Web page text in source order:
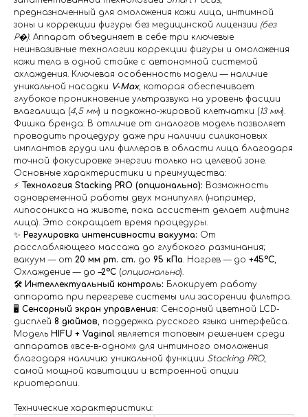
предназначенный для омоложения кожи лица, интимной
зоны и коррекции фигуры без медицинской лицензии (без
Р�). Аппарат объединяет в себе три ключевые
неинвазивные технологии коррекции фигуры и омоложения
кожи тела в одной стойке с автономной системой
охлаждения. Ключевая особенность модели — наличие
уникальной насадки V‑Max, которая обеспечивает
глубокое проникновение ультразвука на уровень фасции
влагалища (4,5 мм) и подкожно-жировой клетчатки (13 мм).
Фишка бренда: В отличие от аналогов модель позволяет
проводить процедуру даже при наличии силиконовых
имплантов груди или филлеров в области лица благодаря
точной фокусировке энергии только на целевой зоне.
Основные характеристики и преимущества:
⚡️ Технология Stacking PRO (опционально): Возможность
одновременной работы двух манипулял (например,
липосоникса на животе, пока ассистент делает лифтинг
лица). Это сокращает время процедуры.
✨ Регулировка интенсивности вакуума: От
расслабляющего массажа до глубокого разминания;
вакуум — от 20 мм рт. ст. до 95 кПа. Нагрев — до +45°C,
Охлаждение — до–2°C (опционально).
🛠️ Интеллектуальный контроль: Блокирует работу
аппарата при перегреве системы или засорении фильтра.
🖥️ Сенсорный экран управления: Сенсорный цветной LCD-
дисплей 8 дюймов, поддержка русского языка интерфейса.
Модель HIFU + Vaginal является топовым решением среди
аппаратов «все-в-одном» для интимного омоложения
благодаря наличию уникальной функции Stacking PRO,
самой мощной кавитации и встроенной опции
криотерапии.
Технические характеристики: